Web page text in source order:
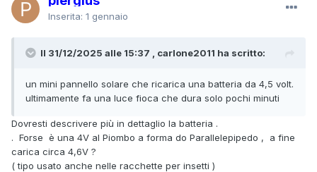
Inserita: 1 gennaio
Il 31/12/2025 alle 15:37 , carlone2011 ha scritto:
un mini pannello solare che ricarica una batteria da 4,5 volt.
ultimamente fa una luce fioca che dura solo pochi minuti
Dovresti descrivere più in dettaglio la batteria .
. Forse è una 4V al Piombo a forma do Parallelepipedo , a fine
carica circa 4,6V ?
( tipo usato anche nelle racchette per insetti )